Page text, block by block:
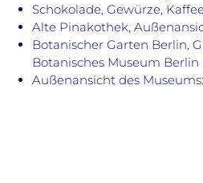
Schokolade, Gewürze,
Alte Pinakothek,
Botanischer Garten Berlin,
Botanisches Museum Berlin
Außenansicht des